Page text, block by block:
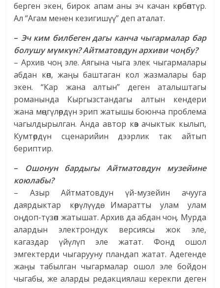
берген экен, бирок апам аны эч качан көрбөптүр.
Ал “Агам менен кезигишүү” деп аталат.
– Эч ким билбеген дагы канча чыгармалар бар
болушу мүмкүн? Айтматовдун архиви чоңбу?
– Архив чоң эле. Аягына чыга элек чыгармалары
абдан көп, жаңы баштаган кол жазмалары бар
экен. “Кар жана алтын” деген аталыштагы
романында Кыргызстандагы алтын кендери
жана мөңгүлөрдүн эрип жатышы боюнча проблема
чагылдырылган. Анда автор көз ачыктык кылып,
Кумтөрдүн сценарийин дээрлик так айтып
бериптир.
–
Ошонун бардыгы Айтматовдун музейине
коюлабы?
– Азыр Айтматовдун үй-музейин ачууга
даярдыктар көрүлүүдө. Имаратты улам улам
оңдоп-түзөп жатышат. Архив да абдан чоң. Мурда
алардын электрондук версиясы жок эле,
кагаздар үйүлүп эле жатат. Фонд ошол
эмгектерди чыгарууну пландап жатат. Адегенде
жаңы табылган чыгармалар ошол эле бойдон
чыгабы, же аларды редакциялаш керекпи деген